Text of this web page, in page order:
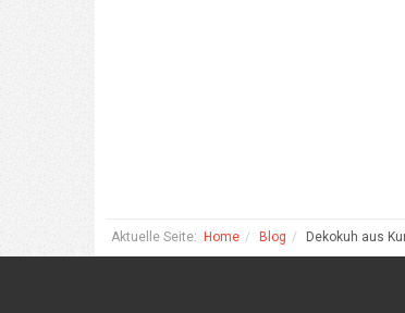
Aktuelle Seite: Home Blog Dekokuh aus